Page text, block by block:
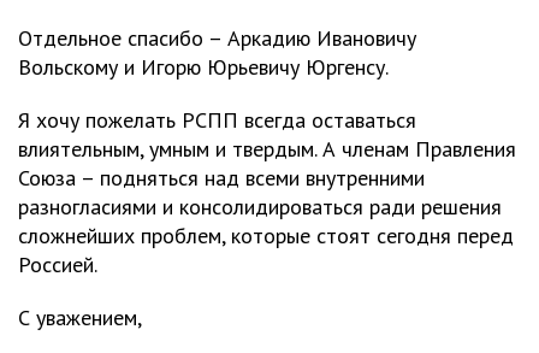
Отдельное спасибо – Аркадию Ивановичу
Вольскому и Игорю Юрьевичу Юргенсу.
Я хочу пожелать РСПП всегда оставаться
влиятельным, умным и твердым. А членам Правления
Союза – подняться над всеми внутренними
разногласиями и консолидироваться ради решения
сложнейших проблем, которые стоят сегодня перед
Россией.
С уважением,